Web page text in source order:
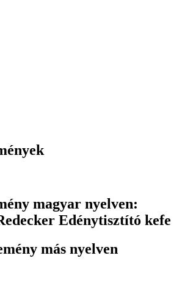
magyar nyelven:
Edénytisztító kefe
más nyelven